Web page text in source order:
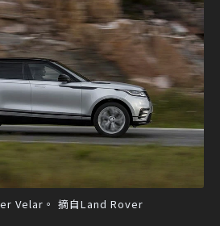
Velar。 摘自Land Rover